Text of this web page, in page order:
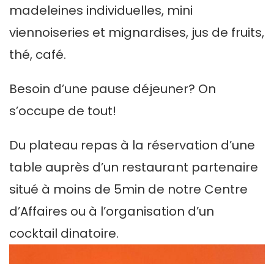
madeleines individuelles, mini
viennoiseries et mignardises, jus de fruits,
thé, café.
Besoin d’une pause déjeuner? On
s’occupe de tout!
Du plateau repas à la réservation d’une
table auprès d’un restaurant partenaire
situé à moins de 5min de notre Centre
d’Affaires ou à l’organisation d’un
cocktail dinatoire.